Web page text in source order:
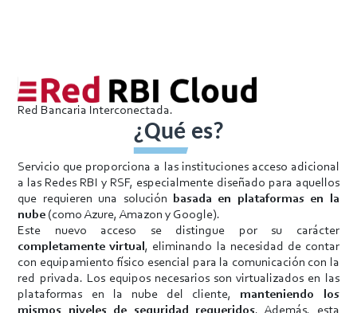
Red Bancaria Interconectada.
¿Qué es?
Servicio que proporciona a las instituciones acceso adicional
a las Redes RBI y RSF, especialmente diseñado para aquellos
que requieren una solución
basada en plataformas en la
nube (como Azure, Amazon y Google).
Este nuevo acceso se distingue por su carácter
completamente virtual, eliminando la necesidad de contar
con equipamiento físico esencial para la comunicación con la
red privada. Los equipos necesarios son virtualizados en las
plataformas en la nube del cliente, manteniendo los
mismos niveles de seguridad requeridos. Además, esta